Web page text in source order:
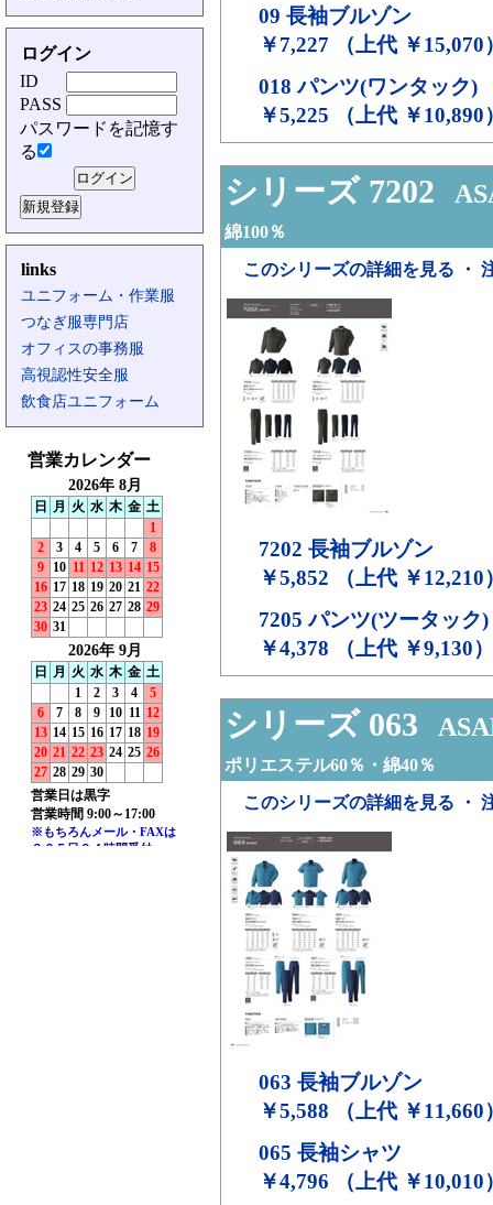
ログイン
ID
PASS
パスワードを記憶す
る
links
ユニフォーム・作業服
つなぎ服専門店
オフィスの事務服
高視認性安全服
飲食店ユニフォーム
09 長袖ブルゾン
￥7,227 （上代 ￥15,070
018 パンツ(ワンタック)
￥5,225 （上代 ￥10,890
シリーズ 7202
綿100％
このシリーズの詳細を見る ・
7202 長袖ブルゾン
￥5,852 （上代 ￥12,210
7205 パンツ(ツータック)
￥4,378 （上代 ￥9,130）
シリーズ 063
ポリエステル60％・綿40％
このシリーズの詳細を見る ・
063 長袖ブルゾン
￥5,588 （上代 ￥11,660
065 長袖シャツ
￥4,796 （上代 ￥10,010